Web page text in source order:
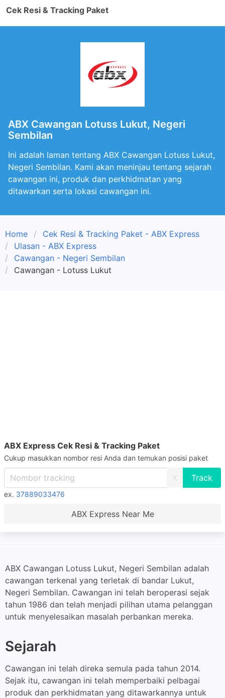
Cek Resi & Tracking Paket
ABX Cawangan Lotuss Lukut, Negeri
Sembilan
Ini adalah laman tentang ABX Cawangan Lotuss Lukut,
Negeri Sembilan. Kami akan meninjau tentang sejarah
cawangan ini, produk dan perkhidmatan yang
ditawarkan serta lokasi cawangan ini.
Home
Cek Resi & Tracking Paket - ABX Express
Ulasan - ABX Express
Cawangan - Negeri Sembilan
Cawangan - Lotuss Lukut
ABX Express Cek Resi & Tracking Paket
Cukup masukkan nombor resi Anda dan temukan posisi paket
X
ex. 37889033476
ABX Express Near Me
ABX Cawangan Lotuss Lukut, Negeri Sembilan adalah
cawangan terkenal yang terletak di bandar Lukut,
Negeri Sembilan. Cawangan ini telah beroperasi sejak
tahun 1986 dan telah menjadi pilihan utama pelanggan
untuk menyelesaikan masalah perbankan mereka.
Sejarah
Cawangan ini telah direka semula pada tahun 2014.
Sejak itu, cawangan ini telah memperbaiki pelbagai
produk dan perkhidmatan yang ditawarkannya untuk